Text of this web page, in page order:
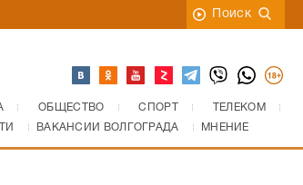
Поиск
ОБЩЕСТВО СПОРТ
ТЕЛЕКОМ
ВАКАНСИИ ВОЛГОГРАДА МНЕНИЕ